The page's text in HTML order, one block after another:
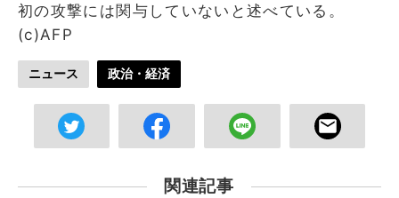
初の攻撃には関与していないと述べている。
(c)AFP
ニュース 政治・経済
関連記事